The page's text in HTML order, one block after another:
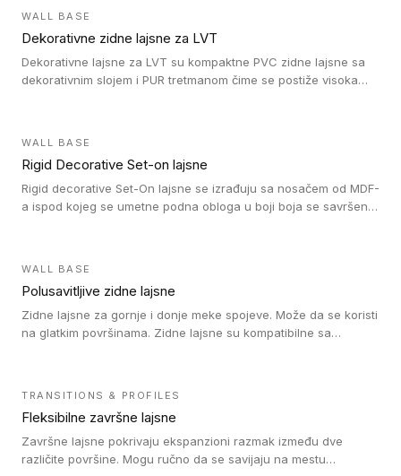
WALL BASE
Dekorativne zidne lajsne za LVT
Dekorativne lajsne za LVT su kompaktne PVC zidne lajsne sa
dekorativnim slojem i PUR tretmanom čime se postiže visoka
WALL BASE
Rigid Decorative Set-on lajsne
Rigid decorative Set-On lajsne se izrađuju sa nosačem od MDF-
a ispod kojeg se umetne podna obloga u boji boja se savršeno
WALL BASE
Polusavitljive zidne lajsne
Zidne lajsne za gornje i donje meke spojeve. Može da se koristi
na glatkim površinama. Zidne lajsne su kompatibilne sa
TRANSITIONS & PROFILES
Fleksibilne završne lajsne
Završne lajsne pokrivaju ekspanzioni razmak između dve
različite površine. Mogu ručno da se savijaju na mestu